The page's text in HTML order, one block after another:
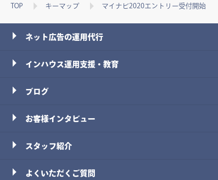
TOP キーマップ マイナビ2020エントリー受付開始！
ネット広告の運用代行
インハウス運用支援・教育
ブログ
お客様インタビュー
スタッフ紹介
よくいただくご質問